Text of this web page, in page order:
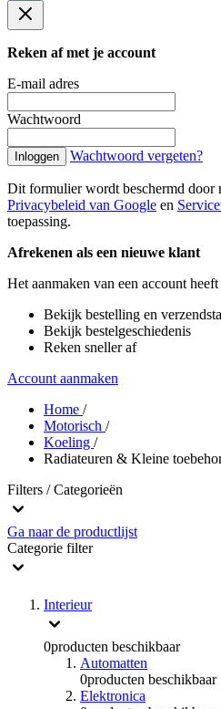
Reken af met je account
E-mail adres
Wachtwoord
Inloggen Wachtwoord vergeten?
Dit formulier wordt beschermd
Privacybeleid van Google en
toepassing.
Afrekenen als een nieuwe klant
Het aanmaken van een account
Bekijk bestelling en
Bekijk bestelgeschiedenis
Reken sneller af
Account aanmaken
Home /
Motorisch /
Koeling /
Radiateuren & Kleine
Filters / Categorieën
Ga naar de productlijst
Categorie filter
Interieur
0producten beschikbaar
Automatten
0producten beschikbaar
Elektronica